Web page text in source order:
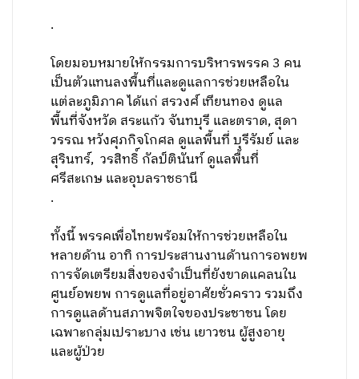
.
โดยมอบหมายให้กรรมการบริหารพรรค 3 คน
เป็นตัวแทนลงพื้นที่และดูแลการช่วยเหลือใน
แต่ละภูมิภาค ได้แก่ สรวงศ์ เทียนทอง ดูแล
พื้นที่จังหวัด สระแก้ว จันทบุรี และตราด, สุดา
วรรณ หวังศุภกิจโกศล ดูแลพื้นที่ บุรีรัมย์ และ
สุรินทร์, วรสิทธิ์ กัลป์ตินันท์ ดูแลพื้นที่
ศรีสะเกษ และอุบลราชธานี
.
ทั้งนี้ พรรคเพื่อไทยพร้อมให้การช่วยเหลือใน
หลายด้าน อาทิ การประสานงานด้านการอพยพ
การจัดเตรียมสิ่งของจำเป็นที่ยังขาดแคลนใน
ศูนย์อพยพ การดูแลที่อยู่อาศัยชั่วคราว รวมถึง
การดูแลด้านสภาพจิตใจของประชาชน โดย
เฉพาะกลุ่มเปราะบาง เช่น เยาวชน ผู้สูงอายุ
และผู้ป่วย